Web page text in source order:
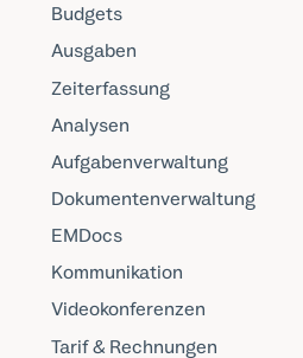
Budgets
Ausgaben
Zeiterfassung
Analysen
Aufgabenverwaltung
Dokumentenverwaltung
EMDocs
Kommunikation
Videokonferenzen
Tarif & Rechnungen